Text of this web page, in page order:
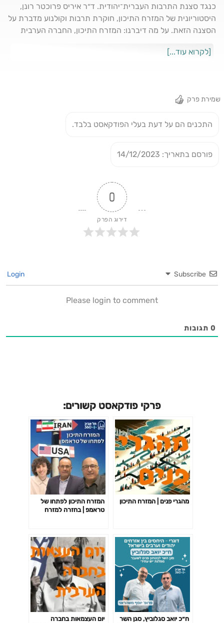
כנגד סצנת התרבות העברית־יהודית. ד״ר איריס פרוכטר רונן,
היסטוריונית של המזרח התיכון, חוקרת תרבות וקולנוע מדברת על
הסצנה הזאת. על מה דיברנו: המזרח התיכון, החברה הערבית
[לקרוא עוד...]
שמירת פרק
התכנים הם על דעת בעלי הפודקאסט בלבד.
פורסם בתאריך: 14/12/2023
0
דירוג הפרק
Subscribe
Please login to comment
0 תגובות
פרקי פודקאסט קשורים:
מהגרי פנים | המזרח התיכון
המזרח התיכון לפתחו של
טראמפ | בחזרה למזרח
ח״כ יואב סגלוביץ, סגן השר
יום העצמאות בחברה